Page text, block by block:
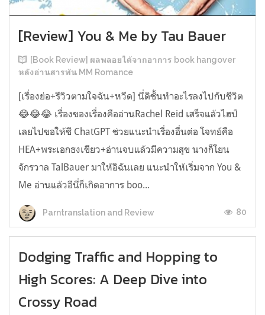
[Review] You & Me by Tau Bauer
[Book Review] ผลพลอยได้จากอาการ book hangover
หลังอ่านสารพัน MM Romance
[เรื่องย่อ+รีวิวตามใจฉัน+หวีด] นี่ดิชั้นทำอะไรลงไปกับชีวิต
😂😂😂 เรื่องของเรื่องคืออ่านRachel Reid เสร็จแล้วไฮป์
เลยไปขอให้ชี ChatGPT ช่วยแนะนำเรื่องอื่นต่อ โจทย์คือ
HEA+พระเอกธงเขียว+อ่านจบแล้วมีความสุข นางก็โยน
จักรวาล TalBauer มาให้อิฉันเลย แนะนำให้เริ่มจาก You &
Me อ่านแล้วอีนี่ก็เกิดอาการ boo...
Parntranslation and Review 80
Dodging Traffic and Hopping to
High Scores: A Deep Dive into
Crossy Road